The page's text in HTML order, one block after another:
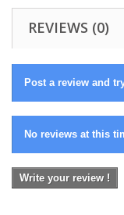
REVIEWS (0)
Post a review and
No reviews at this
Write your review !